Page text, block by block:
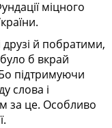
міцного
й побратими,
б вкрай
підтримуючи
слова і
за це. Особливо